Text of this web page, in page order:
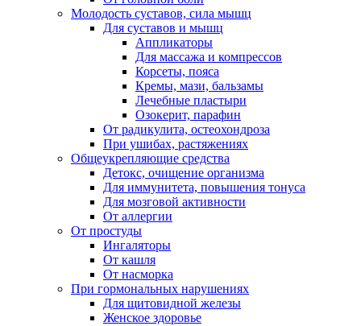
Молодость суставов, сила мышц
Для суставов и мышц
Аппликаторы
Для массажа и компрессов
Корсеты, пояса
Кремы, мази, бальзамы
Лечебные пластыри
Озокерит, парафин
От радикулита, остеохондроза
При ушибах, растяжениях
Общеукрепляющие средства
Детокс, очищение организма
Для иммунитета, повышения тонуса
Для мозговой активности
От аллергии
От простуды
Ингаляторы
От кашля
От насморка
При гормональных нарушениях
Для щитовидной железы
Женское здоровье